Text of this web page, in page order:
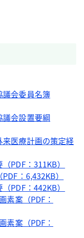
議会委員名簿
会設置要綱
医療計画の策定経
PDF：311KB）
：6,432KB）
PDF：442KB）
素案（PDF：
素案（PDF：